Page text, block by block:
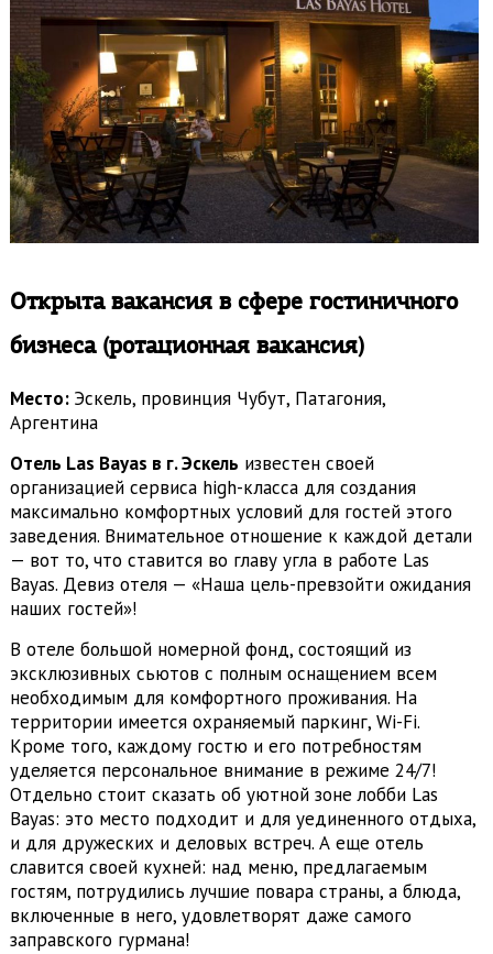
Открыта вакансияв сфере гостиничного
бизнеса (ротационная вакансия)
Место: Эскель, провинция Чубут, Патагония,
Аргентина
Отель Las Bayas в г. Эскель известен своей
организацией сервиса high-класса для создания
максимально комфортных условий для гостей этого
заведения. Внимательное отношение к каждой детали
— вот то, что ставится во главу угла в работе Las
Bayas. Девиз отеля — «Наша цель-превзойти ожидания
наших гостей»!
В отеле большой номерной фонд, состоящий из
эксклюзивных сьютов с полным оснащением всем
необходимым для комфортного проживания. На
территории имеется охраняемый паркинг, Wi-Fi.
Кроме того, каждому гостю и его потребностям
уделяется персональное внимание в режиме 24/7!
Отдельно стоит сказать об уютной зоне лобби Las
Bayas: это место подходит и для уединенного отдыха,
и для дружеских и деловых встреч. А еще отель
славится своей кухней: над меню, предлагаемым
гостям, потрудились лучшие повара страны, а блюда,
включенные в него, удовлетворят даже самого
заправского гурмана!